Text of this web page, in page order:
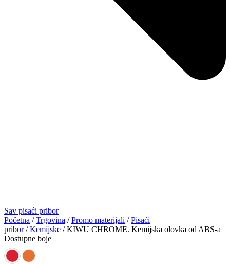
Sav pisaći pribor
Početna /Trgovina /Promo materijali /Pisaći
pribor/Kemijske / KIWU CHROME. Kemijska olovka od ABS-a
Dostupne boje